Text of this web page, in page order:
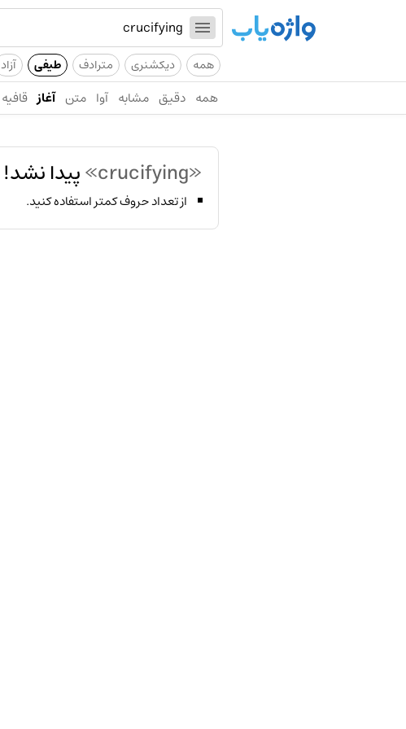
همه دیکشنری مترادف طیفی آزاد
همه دقیق مشابه آوا متن آغاز قافیه
«crucifying» پیدا نشد!
از تعداد حروف کمتر استفاده کنید.